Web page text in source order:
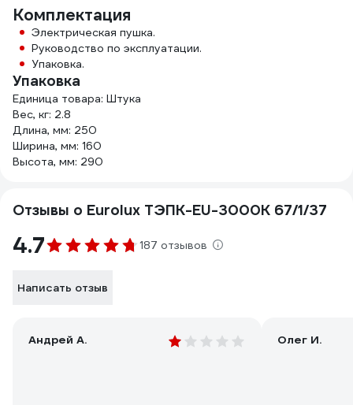
Комплектация
Электрическая пушка.
Руководство по эксплуатации.
Упаковка.
Упаковка
Единица товара: Штука
Вес, кг: 2.8
Длина, мм: 250
Ширина, мм: 160
Высота, мм: 290
Отзывы о Eurolux ТЭПК-EU-3000K 67/1/37
4.7 187 отзывов
Написать отзыв
Андрей А. Олег И.